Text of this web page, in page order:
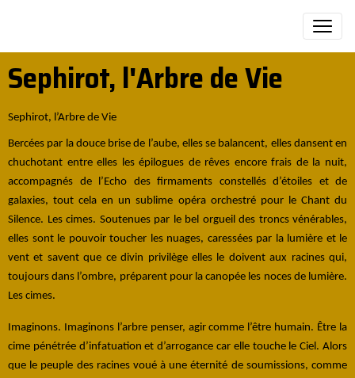
Sephirot, l'Arbre de Vie
Sephirot, l’Arbre de Vie
Bercées par la douce brise de l’aube, elles se balancent, elles dansent en
chuchotant entre elles les épilogues de rêves encore frais de la nuit,
accompagnés de l’Echo des firmaments constellés d’étoiles et de
galaxies, tout cela en un sublime opéra orchestré pour le Chant du
Silence. Les cimes. Soutenues par le bel orgueil des troncs vénérables,
elles sont le pouvoir toucher les nuages, caressées par la lumière et le
vent et savent que ce divin privilège elles le doivent aux racines qui,
toujours dans l’ombre, préparent pour la canopée les noces de lumière.
Les cimes.
Imaginons. Imaginons l’arbre penser, agir comme l’être humain. Être la
cime pénétrée d’infatuation et d’arrogance car elle touche le Ciel. Alors
que le peuple des racines voué à une éternité de soumissions, comme